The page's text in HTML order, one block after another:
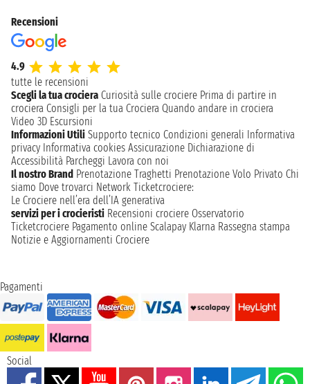
Recensioni
4.9
tutte le recensioni
Scegli la tua crociera Curiosità sulle crociere Prima di partire in
crociera Consigli per la tua Crociera Quando andare in crociera
Video 3D Escursioni
Informazioni Utili Supporto tecnico Condizioni generali Informativa
privacy Informativa cookies Assicurazione Dichiarazione di
Accessibilità Parcheggi Lavora con noi
Il nostro Brand Prenotazione Traghetti Prenotazione Volo Privato Chi
siamo Dove trovarci Network Ticketcrociere:
Le Crociere nell’era dell’IA generativa
servizi per i crocieristi Recensioni crociere Osservatorio
Ticketcrociere Pagamento online Scalapay Klarna Rassegna stampa
Notizie e Aggiornamenti Crociere
Pagamenti
Social